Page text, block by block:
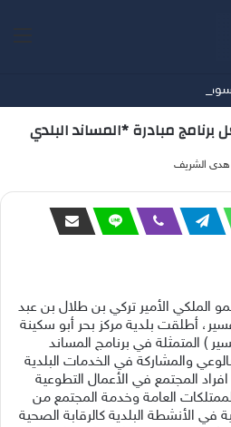
3 مواسم
برنامج مبادرة *المساند البلدي
هدى الشريف
الملكي الأمير تركي بن طلال بن عبد
أطلقت بلدية مركز بحر أبو سكينة
) المتمثلة في برنامج المساند
والمشاركة في الخدمات البلدية
المجتمع في الأعمال التطوعية
العامة وخدمة المجتمع من
في الأنشطة البلدية كالرقابة الصحية